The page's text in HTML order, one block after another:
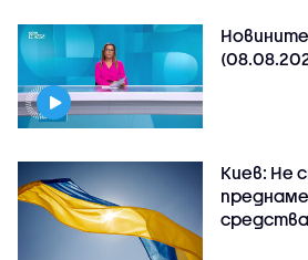
Новините
Киев: Не
средства